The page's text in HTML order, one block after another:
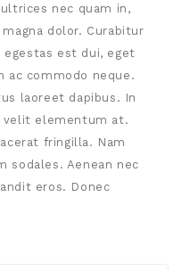
nec quam in,
dolor. Curabitur
est dui, eget
ac commodo neque.
laoreet dapibus. In
velit elementum at.
fringilla. Nam
sodales. Aenean nec
eros. Donec